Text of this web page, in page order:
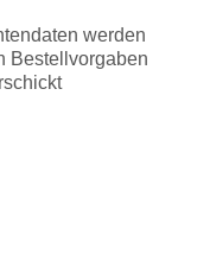
werden
Bestellvorgaben